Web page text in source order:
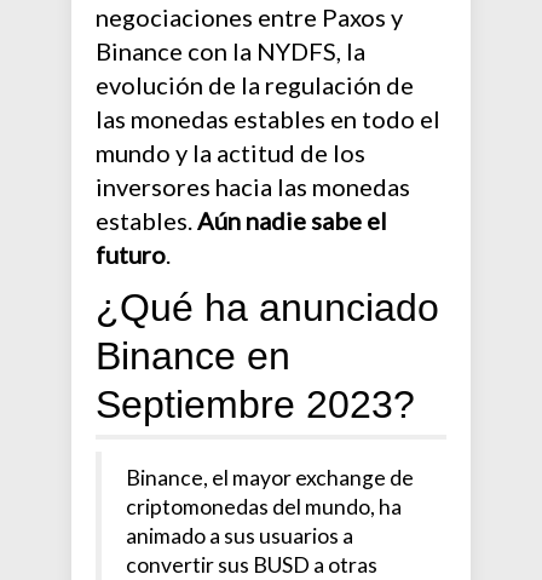
negociaciones entre Paxos y
Binance con la NYDFS, la
evolución de la regulación de
las monedas estables en todo el
mundo y la actitud de los
inversores hacia las monedas
estables.Aún nadie sabe el
futuro.
¿Qué ha anunciado
Binance en
Septiembre 2023?
Binance, el mayor exchange de
criptomonedas del mundo, ha
animado a sus usuarios a
convertir sus BUSD a otras